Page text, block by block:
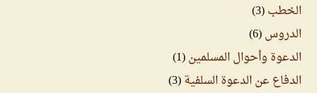
الخطب(3)
الدروس(6)
الدعوة وأحوال المسلمين(1)
الدفاع عن الدعوة السلفية(3)